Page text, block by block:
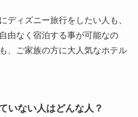
ディズニー旅行をしたい人も、
由なく宿泊する事が可能なの
、ご家族の方に大人気なホテル
いない人はどんな人？